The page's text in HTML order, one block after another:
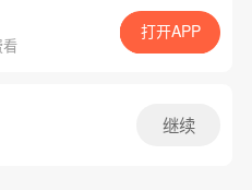
App免费看
腾漫App免费看
打开APP
继续